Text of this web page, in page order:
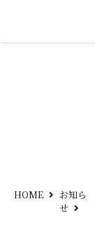
HOME
お知ら
せ